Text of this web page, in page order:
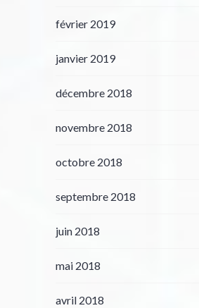
février 2019
janvier 2019
décembre 2018
novembre 2018
octobre 2018
septembre 2018
juin 2018
mai 2018
avril 2018